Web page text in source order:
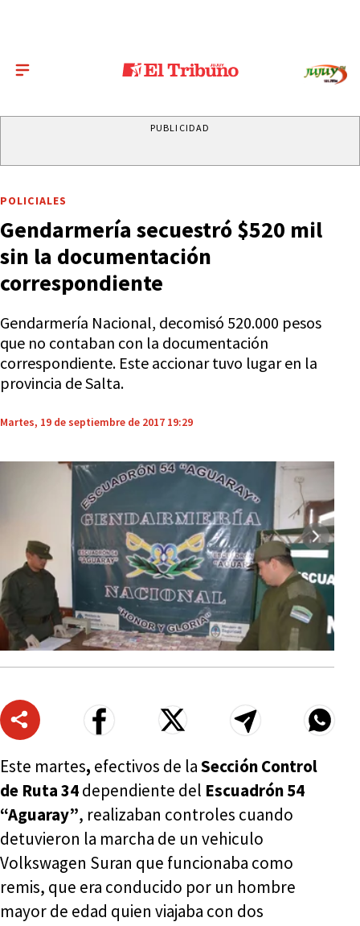
PUBLICIDAD
POLICIALES
Gendarmería secuestró $520 mil
sin la documentación
correspondiente
Gendarmería Nacional, decomisó 520.000 pesos
que no contaban con la documentación
correspondiente. Este accionar tuvo lugar en la
provincia de Salta.
Martes, 19 de septiembre de 2017 19:29
Este martes, efectivos de laSección Control
de Ruta 34dependiente del Escuadrón 54
“Aguaray”, realizaban controles cuando
detuvieron la marcha de un vehiculo
Volkswagen Suran que funcionaba como
remis, que era conducido por un hombre
mayor de edad quien viajaba con dos